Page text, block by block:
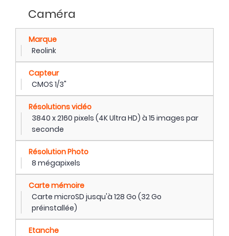
Caméra
Marque
Reolink
Capteur
CMOS 1/3"
Résolutions vidéo
3840 x 2160 pixels (4K Ultra HD) à 15 images par
seconde
Résolution Photo
8 mégapixels
Carte mémoire
Carte microSD jusqu'à 128 Go (32 Go
préinstallée)
Etanche